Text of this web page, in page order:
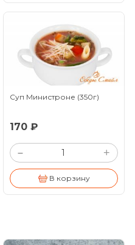
Суп Министроне (350г)
170 ₽
– +
В корзину